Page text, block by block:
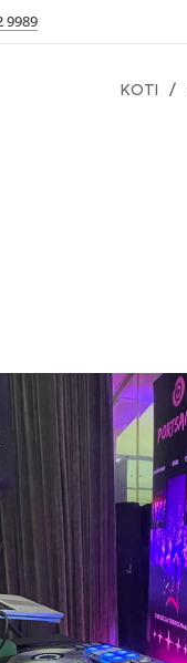
9989
KOTI